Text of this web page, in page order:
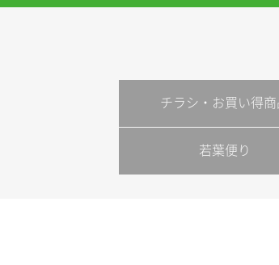
チラシ・お買い得商
若葉便り